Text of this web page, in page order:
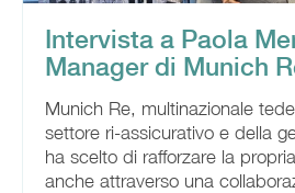
Intervista a Paola
Manager di Munich
Munich Re, multinazionale
settore ri-assicurativo e della
ha scelto di rafforzare la
anche attraverso una